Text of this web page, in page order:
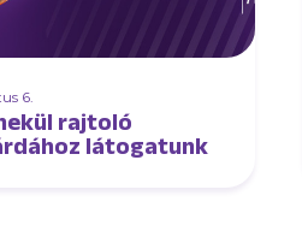
6.
rajtoló
látogatunk